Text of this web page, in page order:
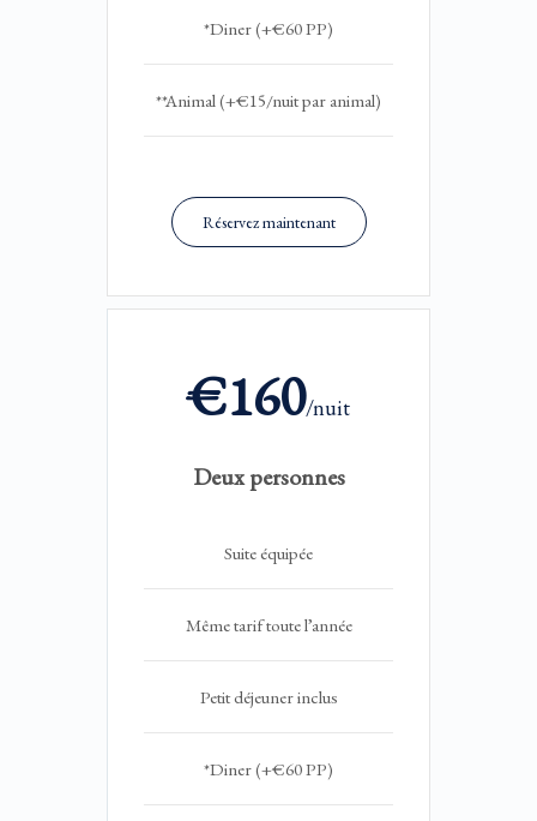
*Diner (+€60 PP)
**Animal (+€15/nuit par animal)
Réservez maintenant
€160/nuit
Deux personnes
Suite équipée
Même tarif toute l’année
Petit déjeuner inclus
*Diner (+€60 PP)